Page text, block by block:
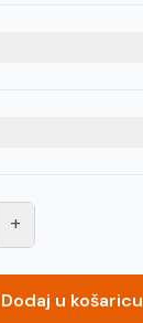
+
Dodaj u košaricu